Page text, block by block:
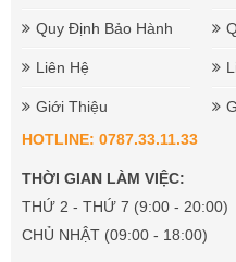
Quy Định Bảo Hành
Liên Hệ
Giới Thiệu
HOTLINE: 0787.33.11.33
THỜI GIAN LÀM VIỆC:
THỨ 2 - THỨ 7 (9:00 - 20:00)
CHỦ NHẬT (09:00 - 18:00)